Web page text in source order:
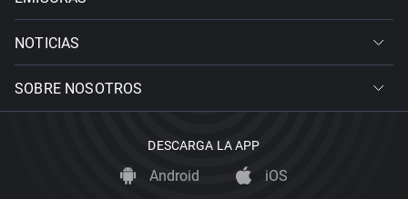
NOTICIAS
SOBRE NOSOTROS
DESCARGA LA APP
Android iOS